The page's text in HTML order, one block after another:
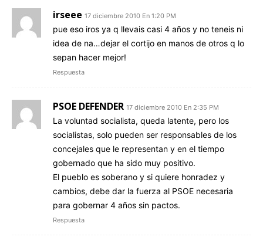
irseee 17 diciembre 2010 En 1:20 PM
pue eso iros ya q llevais casi 4 años y no teneis ni
idea de na…dejar el cortijo en manos de otros q lo
sepan hacer mejor!
Respuesta
PSOE DEFENDER 17 diciembre 2010 En 2:35 PM
La voluntad socialista, queda latente, pero los
socialistas, solo pueden ser responsables de los
concejales que le representan y en el tiempo
gobernado que ha sido muy positivo.
El pueblo es soberano y si quiere honradez y
cambios, debe dar la fuerza al PSOE necesaria
para gobernar 4 años sin pactos.
Respuesta